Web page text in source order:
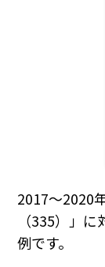
2017～2020
（335）」
例です。